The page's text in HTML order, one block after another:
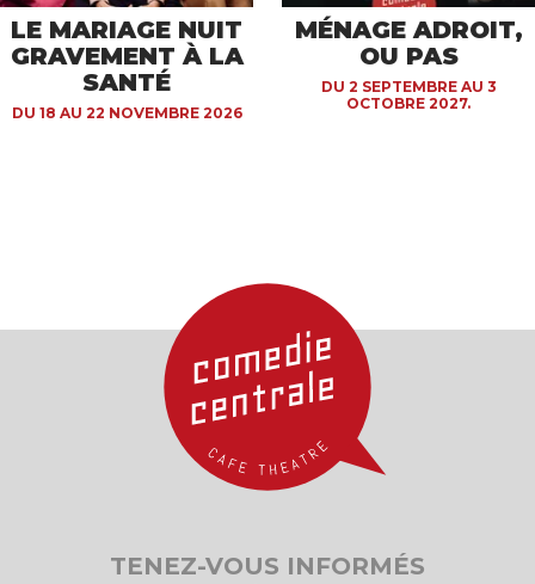
LE MARIAGE NUIT
GRAVEMENT À LA
SANTÉ
DU 18 AU 22 NOVEMBRE 2026
MÉNAGE ADROIT,
OU PAS
DU 2 SEPTEMBRE AU 3
OCTOBRE 2027.
TENEZ-VOUS INFORMÉS